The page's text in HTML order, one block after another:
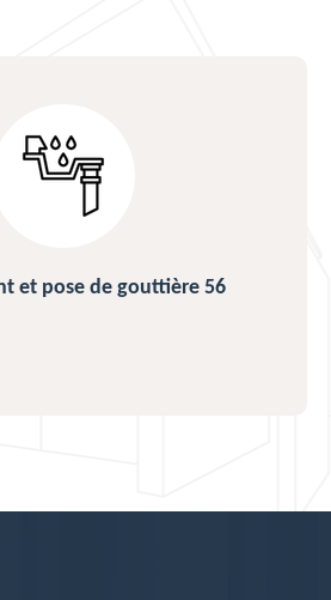
et pose de gouttière 56